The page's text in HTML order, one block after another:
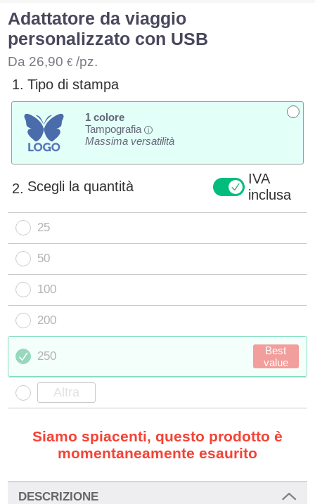
Adattatore da viaggio
personalizzato con USB
Da 26,90 € /pz.
1. Tipo di stampa
1 colore
Tampografia
i
Massima versatilità
2. Scegli la quantità
IVA
inclusa
25
50
100
200
250
Best
value
Siamo spiacenti, questo prodotto è
momentaneamente esaurito
DESCRIZIONE